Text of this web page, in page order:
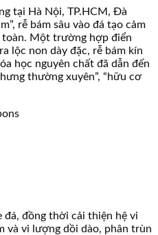
tại Hà Nội, TP.HCM, Đà
rễ bám sâu vào đá tạo cảm
toàn. Một trường hợp điển
lộc non dày đặc, rễ bám kín
học nguyên chất đã dẫn đến
thường xuyên”, “hữu cơ
đá, đồng thời cải thiện hệ vi
và vi lượng dồi dào, phân trùn